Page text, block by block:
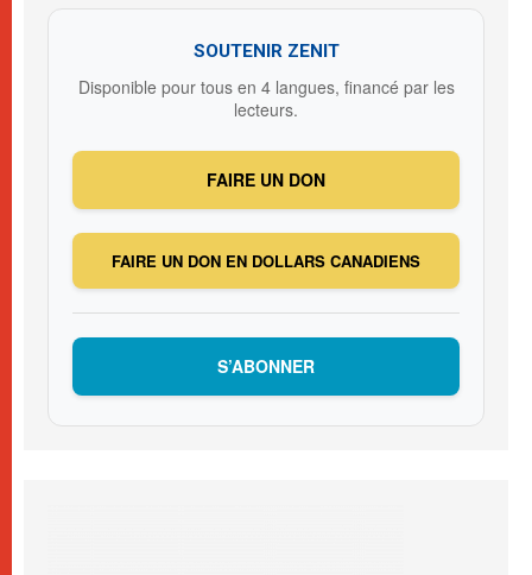
SOUTENIR ZENIT
Disponible pour tous en 4 langues, financé par les
lecteurs.
FAIRE UN DON
FAIRE UN DON EN DOLLARS CANADIENS
S’ABONNER